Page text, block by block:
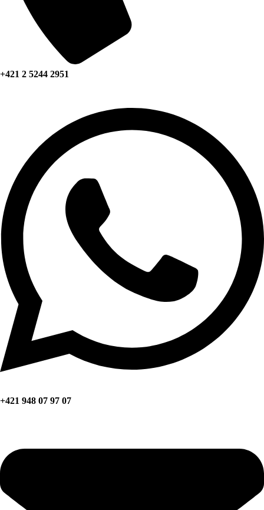
+421 2 5244 2951
+421 948 07 97 07